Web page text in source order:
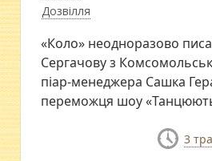
Дозвілля
«Коло» неодноразово
Сергачову з
піар-менеджера Сашка
переможця шоу «Танцюють
3